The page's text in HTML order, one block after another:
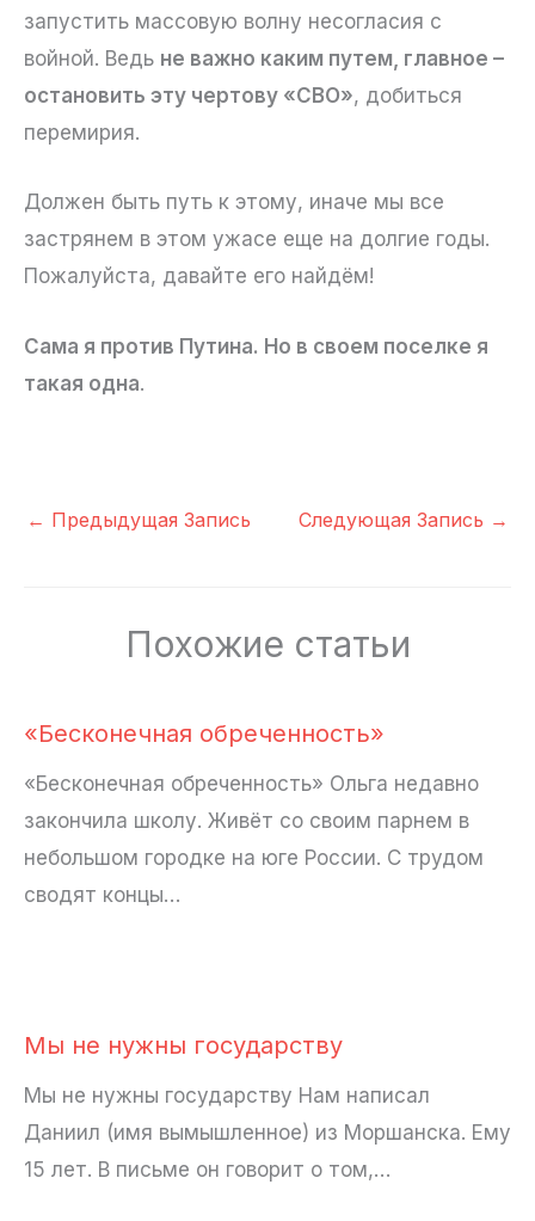
запустить массовую волну несогласия с
войной. Ведь не важно каким путем, главное –
остановить эту чертову «СВО», добиться
перемирия.
Должен быть путь к этому, иначе мы все
застрянем в этом ужасе еще на долгие годы.
Пожалуйста, давайте его найдём!
Сама я против Путина. Но в своем поселке я
такая одна.
← Предыдущая Запись Следующая Запись →
Похожие статьи
«Бесконечная обреченность»
«Бесконечная обреченность» Ольга недавно
закончила школу. Живёт со своим парнем в
небольшом городке на юге России. С трудом
сводят концы…
Мы не нужны государству
Мы не нужны государству Нам написал
Даниил (имя вымышленное) из Моршанска. Ему
15 лет. В письме он говорит о том,…